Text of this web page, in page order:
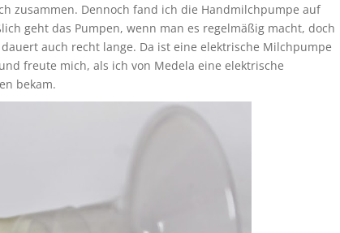
zusammen. Dennoch fand ich die Handmilchpumpe auf
geht das Pumpen, wenn man es regelmäßig macht, doch
auch recht lange. Da ist eine elektrische Milchpumpe
freute mich, als ich von Medela eine elektrische
bekam.